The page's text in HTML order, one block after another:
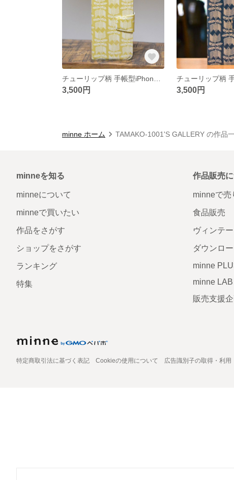
3,500円 3,500円
minne ホーム TAMAKO-1001'S GALLERY の作品
minneを知る
minneについて
minneで買いたい
作品をさがす
ショップをさがす
ランキング
特集
作品販売
minneで売
食品販売
ヴィンテ
ダウンロ
minne
minne LAB
販売支援
特定商取引法に基づく表記 Cookieの使用について 広告識別子の取得・利用